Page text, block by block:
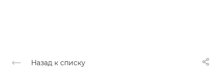
Назад к списку